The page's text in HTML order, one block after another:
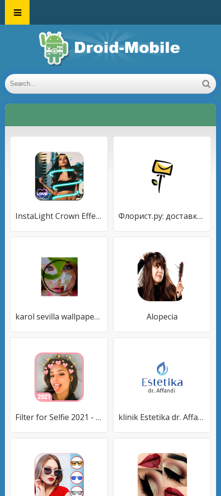
InstaLight Crown Effect : Neon Photo Effect Флорист.ру: доставка цветов, цветы на заказ
karol sevilla wallpapers 2021 HD Alopecia
Filter for Selfie 2021 - Amazing Camera Filters klinik Estetika dr. Affandi : Konsultasi Online